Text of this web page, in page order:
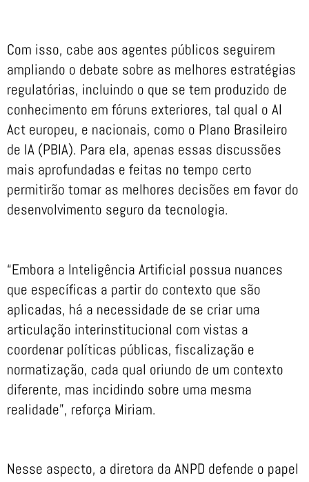
Com isso, cabe aos agentes públicos seguirem
ampliando o debate sobre as melhores estratégias
regulatórias, incluindo o que se tem produzido de
conhecimento em fóruns exteriores, tal qual o AI
Act europeu, e nacionais, como o Plano Brasileiro
de IA (PBIA). Para ela, apenas essas discussões
mais aprofundadas e feitas no tempo certo
permitirão tomar as melhores decisões em favor do
desenvolvimento seguro da tecnologia.
“Embora a Inteligência Artificial possua nuances
que específicas a partir do contexto que são
aplicadas, há a necessidade de se criar uma
articulação interinstitucional com vistas a
coordenar políticas públicas, fiscalização e
normatização, cada qual oriundo de um contexto
diferente, mas incidindo sobre uma mesma
realidade”, reforça Miriam.
Nesse aspecto, a diretora da ANPD defende o papel